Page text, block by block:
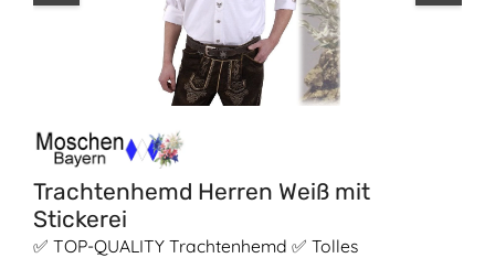
Trachtenhemd Herren Weiß mit
Stickerei
✅ TOP-QUALITY Trachtenhemd ✅ Tolles